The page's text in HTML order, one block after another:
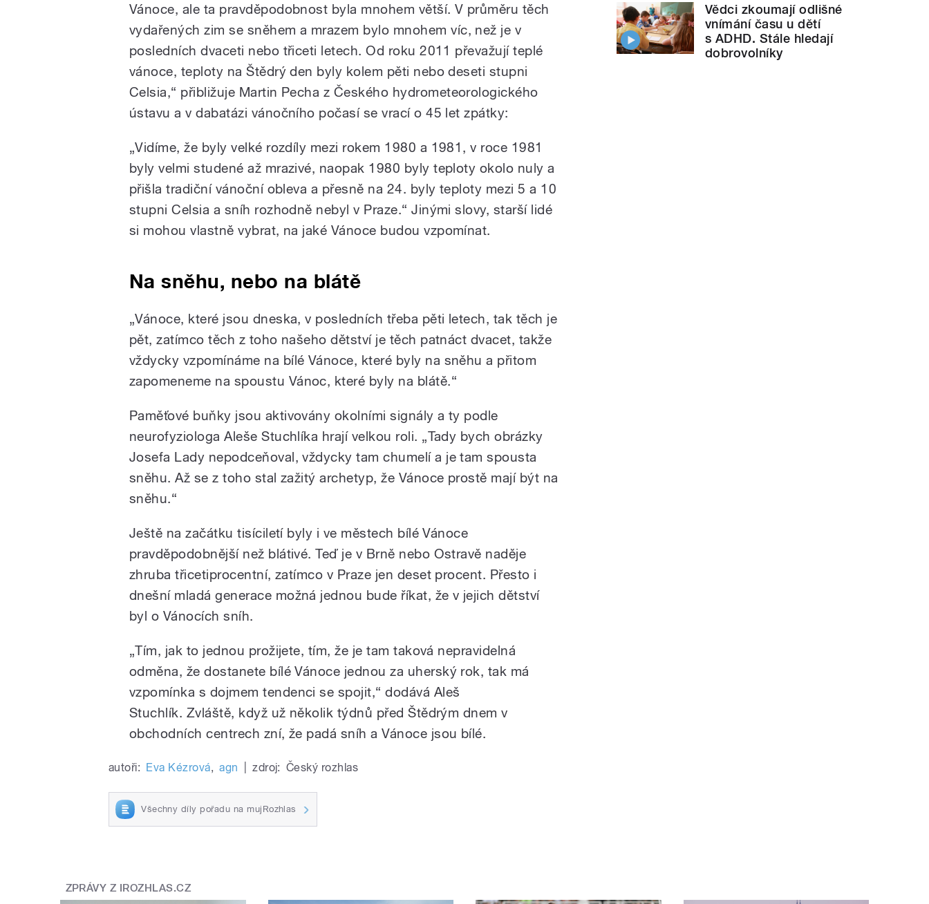
Vánoce, ale ta pravděpodobnost byla mnohem větší. V průměru těch
vydařených zim se sněhem a mrazem bylo mnohem víc, než je v
posledních dvaceti nebo třiceti letech. Od roku 2011 převažují teplé
vánoce, teploty na Štědrý den byly kolem pěti nebo deseti stupni
Celsia,“ přibližuje Martin Pecha z Českého hydrometeorologického
ústavu a v dabatázi vánočního počasí se vrací o 45 let zpátky:
„Vidíme, že byly velké rozdíly mezi rokem 1980 a 1981, v roce 1981
byly velmi studené až mrazivé, naopak 1980 byly teploty okolo nuly a
přišla tradiční vánoční obleva a přesně na 24. byly teploty mezi 5 a 10
stupni Celsia a sníh rozhodně nebyl v Praze.“Jinými slovy, starší lidé
si mohou vlastně vybrat, na jaké Vánoce budou vzpomínat.
Na sněhu, nebo na blátě
„Vánoce, které jsou dneska, v posledních třeba pěti letech, tak těch je
pět, zatímco těch z toho našeho dětství je těch patnáct dvacet, takže
vždycky vzpomínáme na bílé Vánoce, které byly na sněhu a přitom
zapomeneme na spoustu Vánoc, které byly na blátě.“
Paměťové buňky jsou aktivovány okolními signály a ty podle
neurofyziologa Aleše Stuchlíka hrají velkou roli. „Tady bych obrázky
Josefa Lady nepodceňoval, vždycky tam chumelí a je tam spousta
sněhu. Až se z toho stal zažitý archetyp, že Vánoce prostě mají být na
sněhu.“
Ještě na začátku tisíciletí byly i ve městech bílé Vánoce
pravděpodobnější než blátivé. Teď je v Brně nebo Ostravě naděje
zhruba třicetiprocentní, zatímco v Praze jen deset procent. Přesto i
dnešní mladá generace možná jednou bude říkat, že v jejich dětství
byl o Vánocích sníh.
„Tím, jak to jednou prožijete, tím, že je tam taková nepravidelná
odměna, že dostanete bílé Vánoce jednou za uherský rok, tak má
vzpomínka s dojmem tendenci se spojit,“ dodává Aleš
Stuchlík. Zvláště, když už několik týdnů před Štědrým dnem v
obchodních centrech zní, že padá sníh a Vánoce jsou bílé.
autoři: Eva Kézrová, agn zdroj: Český rozhlas
Všechny díly pořadu na mujRozhlas
Vědci zkoumají odlišné
vnímání času u dětí
s ADHD. Stále hledají
dobrovolníky
ZPRÁVY Z IROZHLAS.CZ